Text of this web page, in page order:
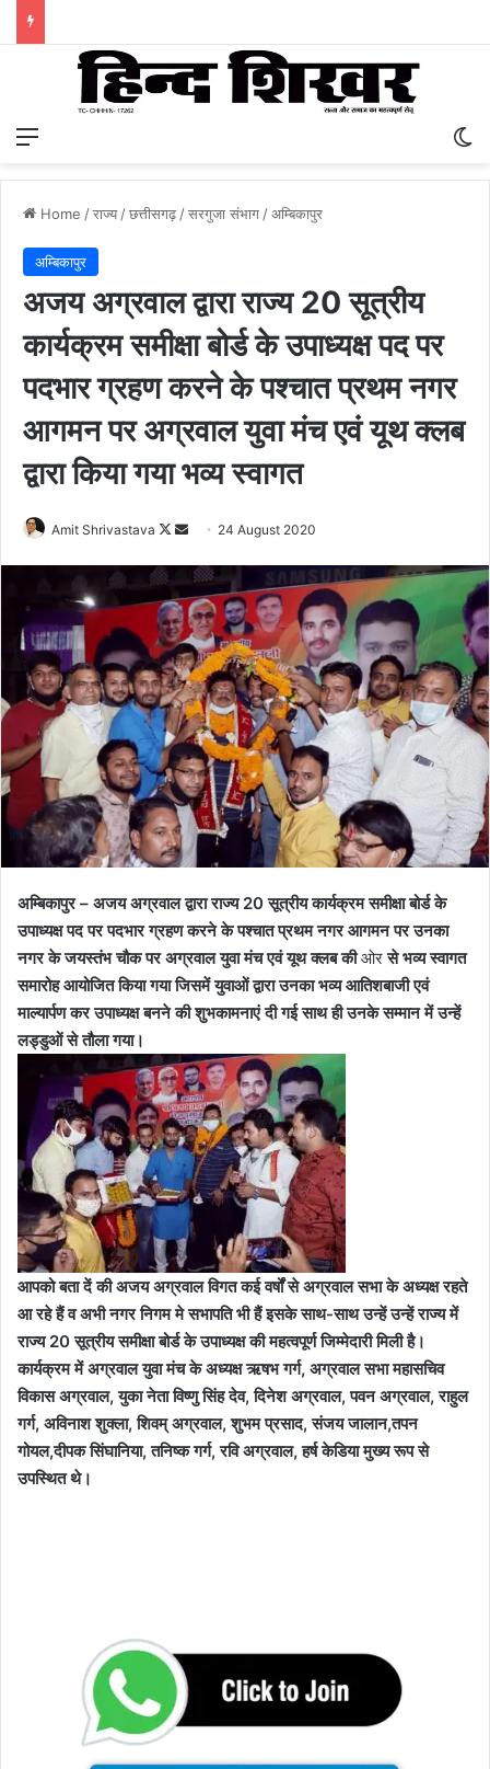
Home /राज्य/छत्तीसगढ़/सरगुजा संभाग/अम्बिकापुर
अम्बिकापुर
अजय अग्रवाल द्वारा राज्य 20 सूत्रीय
कार्यक्रम समीक्षा बोर्ड के उपाध्यक्ष पद पर
पदभार ग्रहण करने के पश्चात प्रथम नगर
आगमन पर अग्रवाल युवा मंच एवं यूथ क्लब
द्वारा किया गया भव्य स्वागत
Amit Shrivastava
F
l
l
o
w
o
n
X
n
d
a
n
e
m
a
i
l
24 August 2020
अम्बिकापुर – अजय अग्रवाल द्वारा राज्य 20 सूत्रीय कार्यक्रम समीक्षा बोर्ड के
उपाध्यक्ष पद पर पदभार ग्रहण करने के पश्चात प्रथम नगर आगमन पर उनका
नगर के जयस्तंभ चौक पर अग्रवाल युवा मंच एवं यूथ क्लब कीओरसे भव्य स्वागत
समारोह आयोजित किया गया जिसमें युवाओं द्वारा उनका भव्य आतिशबाजी एवं
माल्यार्पण कर उपाध्यक्ष बनने की शुभकामनाएं दी गई साथ ही उनके सम्मान में उन्हें
लड्डुओं से तौला गया।
आपको बता दें की अजय अग्रवाल विगत कई वर्षों से अग्रवाल सभा के अध्यक्ष रहते
आ रहे हैं व अभी नगर निगम मे सभापति भी हैं इसके साथ-साथ उन्हें उन्हें राज्य में
राज्य 20 सूत्रीय समीक्षा बोर्ड के उपाध्यक्ष की महत्वपूर्ण जिम्मेदारी मिली है।
कार्यक्रम में अग्रवाल युवा मंच के अध्यक्ष ऋषभ गर्ग, अग्रवाल सभा महासचिव
विकास अग्रवाल, युका नेता विष्णु सिंह देव, दिनेश अग्रवाल, पवन अग्रवाल, राहुल
गर्ग, अविनाश शुक्ला, शिवम् अग्रवाल, शुभम प्रसाद, संजय जालान,तपन
गोयल,दीपक सिंघानिया, तनिष्क गर्ग, रवि अग्रवाल, हर्ष केडिया मुख्य रूप से
उपस्थित थे।